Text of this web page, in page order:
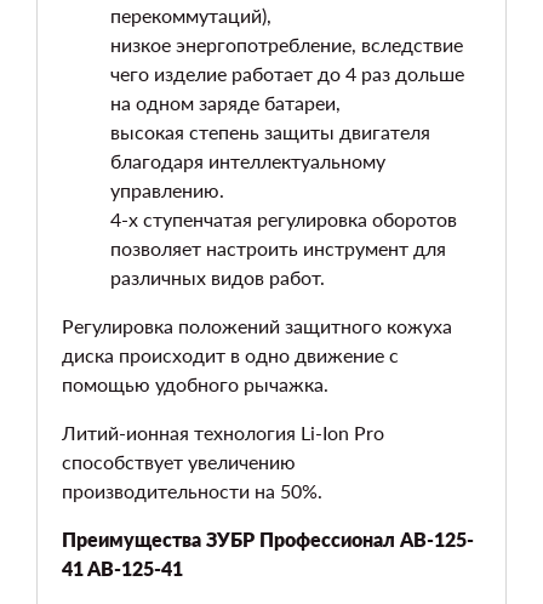
перекоммутаций),
низкое энергопотребление, вследствие
чего изделие работает до 4 раз дольше
на одном заряде батареи,
высокая степень защиты двигателя
благодаря интеллектуальному
управлению.
4-х ступенчатая регулировка оборотов
позволяет настроить инструмент для
различных видов работ.
Регулировка положений защитного кожуха
диска происходит в одно движение с
помощью удобного рычажка.
Литий-ионная технология Li-Ion Pro
способствует увеличению
производительности на 50%.
Преимущества ЗУБР Профессионал AB-125-
41 AB-125-41